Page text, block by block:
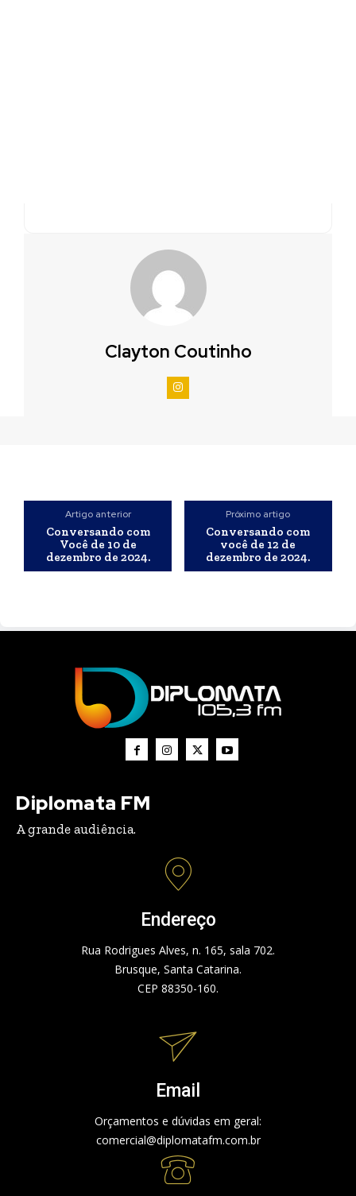
Clayton Coutinho
Artigo anterior
Conversando com
Você de 10 de
dezembro de 2024.
Próximo artigo
Conversando com
você de 12 de
dezembro de 2024.
Diplomata FM
A grande audiência.
Endereço
Rua Rodrigues Alves, n. 165, sala 702.
Brusque, Santa Catarina.
CEP 88350-160.
Email
Orçamentos e dúvidas em geral:
comercial@diplomatafm.com.br